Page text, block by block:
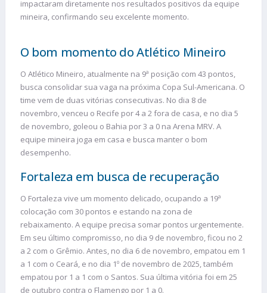
impactaram diretamente nos resultados positivos da equipe
mineira, confirmando seu excelente momento.
O bom momento do Atlético Mineiro
O Atlético Mineiro, atualmente na 9ª posição com 43 pontos,
busca consolidar sua vaga na próxima Copa Sul-Americana. O
time vem de duas vitórias consecutivas. No dia 8 de
novembro, venceu o Recife por 4 a 2 fora de casa, e no dia 5
de novembro, goleou o Bahia por 3 a 0 na Arena MRV. A
equipe mineira joga em casa e busca manter o bom
desempenho.
Fortaleza em busca de recuperação
O Fortaleza vive um momento delicado, ocupando a 19ª
colocação com 30 pontos e estando na zona de
rebaixamento. A equipe precisa somar pontos urgentemente.
Em seu último compromisso, no dia 9 de novembro, ficou no 2
a 2 com o Grêmio. Antes, no dia 6 de novembro, empatou em 1
a 1 com o Ceará, e no dia 1º de novembro de 2025, também
empatou por 1 a 1 com o Santos. Sua última vitória foi em 25
de outubro contra o Flamengo por 1 a 0.